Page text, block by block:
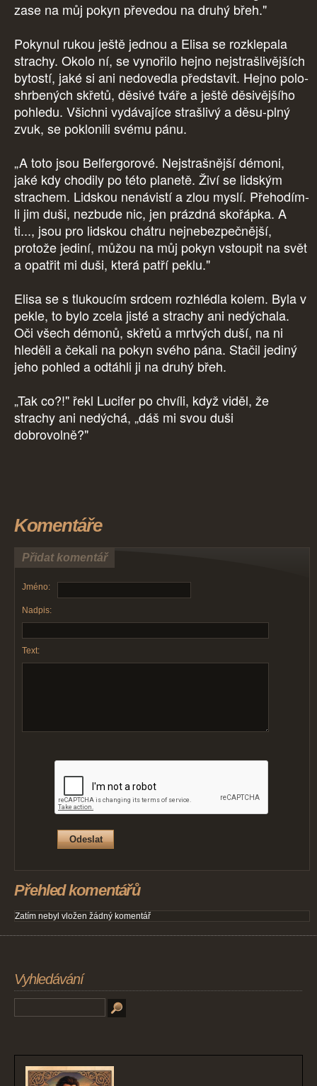
zase na můj pokyn převedou na druhý břeh."
Pokynul rukou ještě jednou a Elisa se rozklepala
strachy. Okolo ní, se vynořilo hejno nejstrašlivějších
bytostí, jaké si ani nedovedla představit. Hejno polo-
shrbených skřetů, děsivé tváře a ještě děsivějšího
pohledu. Všichni vydávajíce strašlivý a děsu-plný
zvuk, se poklonili svému pánu.
„A toto jsou Belfergorové. Nejstrašnější démoni,
jaké kdy chodily po této planetě. Živí se lidským
strachem. Lidskou nenávistí a zlou myslí. Přehodím-
li jim duši, nezbude nic, jen prázdná skořápka. A
ti..., jsou pro lidskou chátru nejnebezpečnější,
protože jediní, můžou na můj pokyn vstoupit na svět
a opatřit mi duši, která patří peklu."
Elisa se s tlukoucím srdcem rozhlédla kolem. Byla v
pekle, to bylo zcela jisté a strachy ani nedýchala.
Oči všech démonů, skřetů a mrtvých duší, na ni
hleděli a čekali na pokyn svého pána. Stačil jediný
jeho pohled a odtáhli ji na druhý břeh.
„Tak co?!" řekl Lucifer po chvíli, když viděl, že
strachy ani nedýchá, „dáš mi svou duši
dobrovolně?"
Komentáře
Přidat komentář
Jméno:
Nadpis:
Text:
Přehled komentářů
Zatím nebyl vložen žádný komentář
Vyhledávání